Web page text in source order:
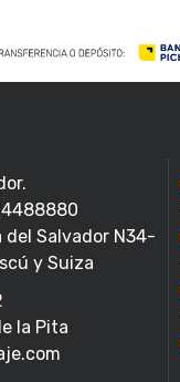
del Salvador N34-
y Suiza
la Pita